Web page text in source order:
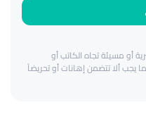
أو مسيئة تجاه الكاتب أو
يجب ألا تتضمن إهانات أو تحريضاً